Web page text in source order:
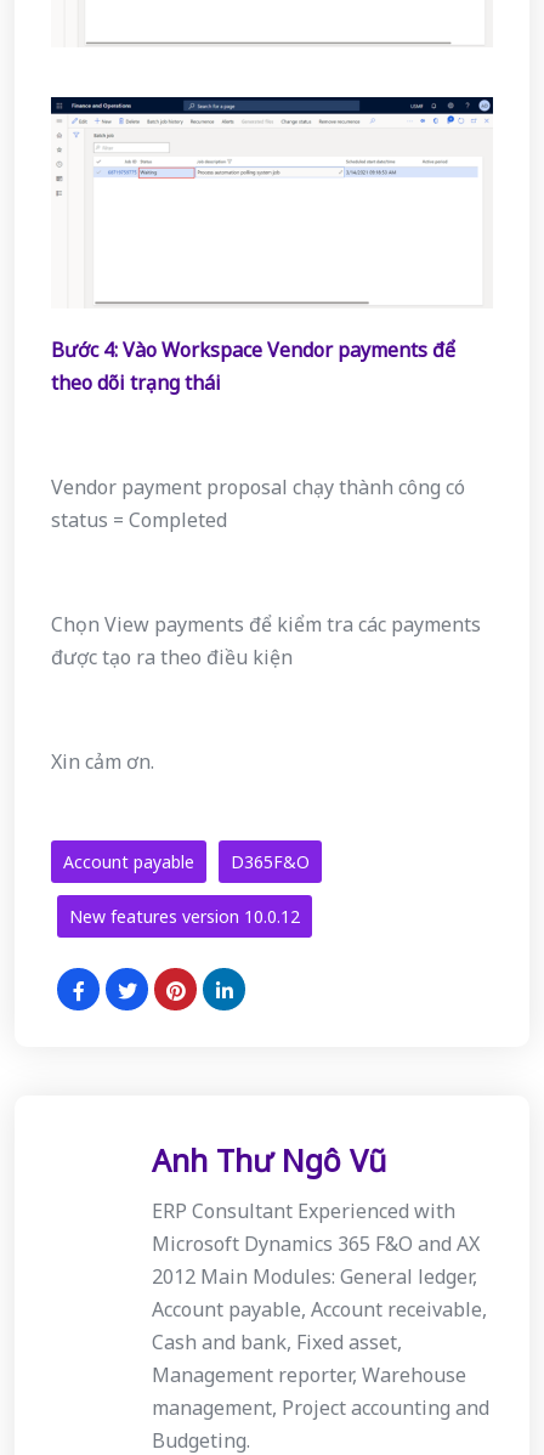
Bước 4: Vào Workspace Vendor payments để
theo dõi trạng thái
Vendor payment proposal chạy thành công có
status = Completed
Chọn View payments để kiểm tra các payments
được tạo ra theo điều kiện
Xin cảm ơn.
Account payable D365F&O
New features version 10.0.12
Anh Thư Ngô Vũ
ERP Consultant Experienced with
Microsoft Dynamics 365 F&O and AX
2012 Main Modules: General ledger,
Account payable, Account receivable,
Cash and bank, Fixed asset,
Management reporter, Warehouse
management, Project accounting and
Budgeting.